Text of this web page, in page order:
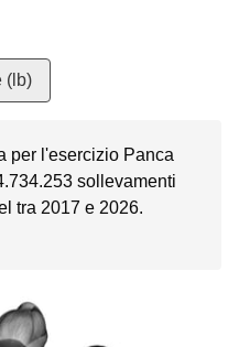
(lb)
per l'esercizio Panca
sollevamenti
tra 2017 e 2026.